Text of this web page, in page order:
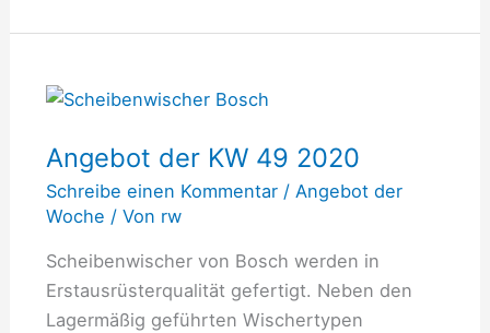
Angebot der KW 49 2020
Schreibe einen Kommentar / Angebot der
Woche / Von rw
Scheibenwischer von Bosch werden in
Erstausrüsterqualität gefertigt. Neben den
Lagermäßig geführten Wischertypen
Angebot
KW
49
2020